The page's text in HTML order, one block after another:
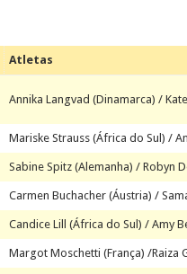
Atletas
Annika Langvad (Dinamarca) /
Mariske Strauss (África do Sul) /
Sabine Spitz (Alemanha) / Robyn
Carmen Buchacher (Áustria) /
Candice Lill (África do Sul) / Amy
Margot Moschetti (França) /Raiza